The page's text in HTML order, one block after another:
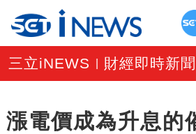
三立iNEWS 財經即時新聞
漲電價成為升息的